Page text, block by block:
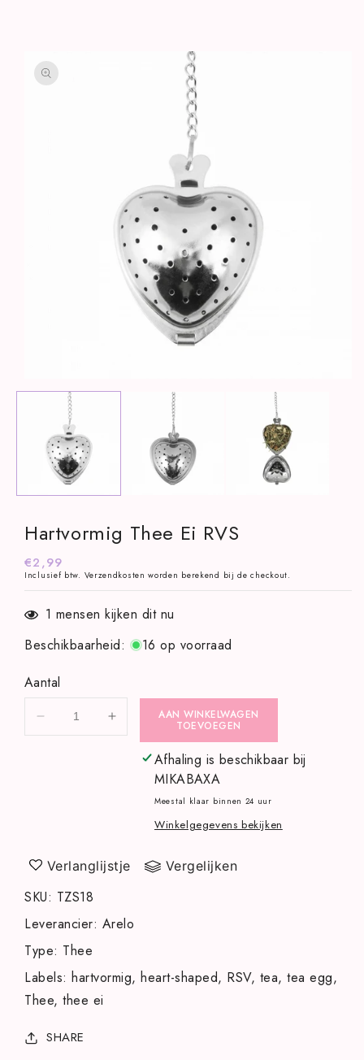
GA DIRECT NAAR
PRODUCTINFORMATIE
modaal
Hartvormig Thee Ei RVS
Normale
prijs
€2,99
Inclusief btw. Verzendkosten worden berekend bij de checkout.
1 mensen kijken dit nu
Beschikbaarheid:
16 op voorraad
Aantal
Aantal
verlagen
Aantal
verhogen
Hartvormig
AAN WINKELWAGEN
TOEVOEGEN
Afhaling is beschikbaar bij
MIKABAXA
Meestal klaar binnen 24 uur
Winkelgegevens bekijken
Verlanglijstje Vergelijken
SKU: TZS18
Leverancier: Arelo
Type: Thee
Labels: hartvormig heart-shaped RSV tea tea egg
Thee thee ei
SHARE